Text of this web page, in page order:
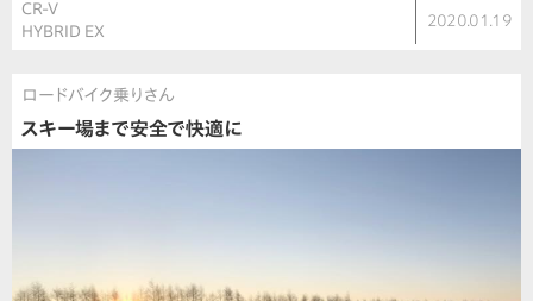
CR-V
HYBRID EX
2020.01.19
ロードバイク乗りさん
スキー場まで安全で快適に